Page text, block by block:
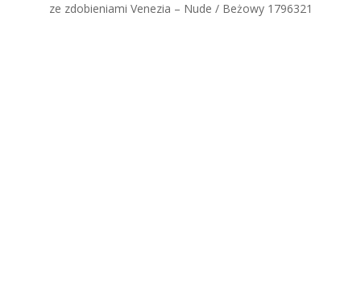
ze zdobieniami Venezia – Nude / Beżowy 1796321